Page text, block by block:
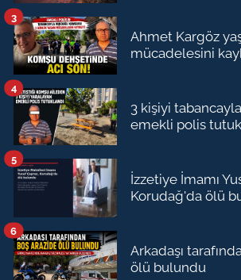
Ahmet Kargöz
mücadelesini
3
3 kişiyi
emekli polis
4
İzzetiye İmamı
Korudağ'da ölü
5
Arkadaşı
ölü bulundu
6